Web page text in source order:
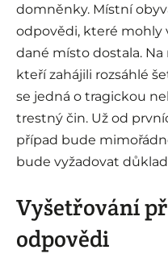
domněnky. Místní
odpovědi, které mohly
dané místo dostala.
kteří zahájili rozsáhlé
se jedná o tragickou
trestný čin. Už od
případ bude
bude vyžadovat
Vyšetřování
odpovědi